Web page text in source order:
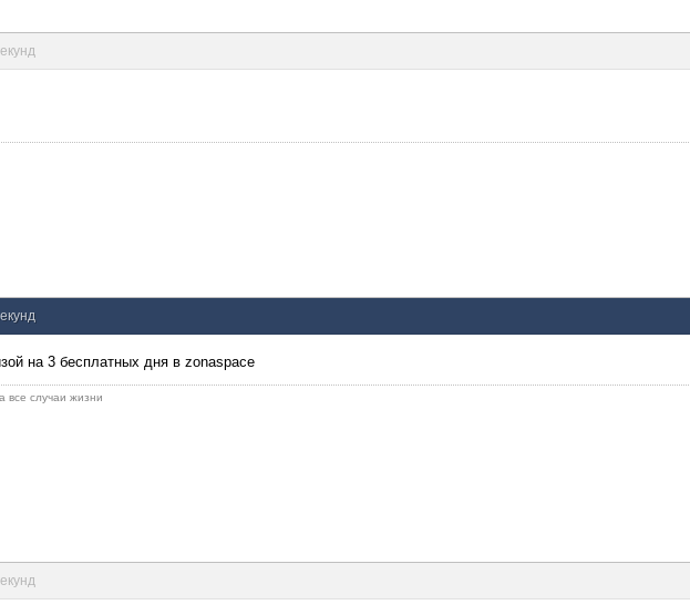
на 3 бесплатных дня в zonaspace
все случаи жизни